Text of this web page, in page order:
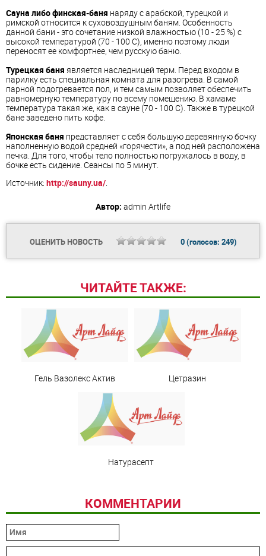
Сауна либо финская-баня наряду с арабской, турецкой и
римской относится к суховоздушным баням. Особенность
данной бани - это сочетание низкой влажностью (10 - 25 %) с
высокой температурой (70 - 100 С), именно поэтому люди
переносят ее комфортнее, чем русскую баню.
Турецкая баня является наследницей терм. Перед входом в
парилку есть специальная комната для разогрева. В самой
парной подогревается пол, и тем самым позволяет обеспечить
равномерную температуру по всему помещению. В хамаме
температура такая же, как в сауне (70 - 100 С). Также в турецкой
бане заведено пить кофе.
Японская баня представляет с себя большую деревянную бочку
наполненную водой средней «горячести», а под ней расположена
печка. Для того, чтобы тело полностью погружалось в воду, в
бочке есть сидение. Сеансы по 5 минут.
Источник: http://sauny.ua/
Автор: admin Artlife
ОЦЕНИТЬ НОВОСТЬ 0(голосов: 249)
ЧИТАЙТЕ ТАКЖЕ:
Гель Вазолекс Актив Цетразин
Натурасепт
КОММЕНТАРИИ